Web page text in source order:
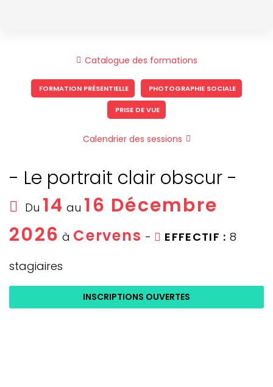
Catalogue des formations
FORMATION PRÉSENTIELLE PHOTOGRAPHIE SOCIALE
PRISE DE VUE
Calendrier des sessions
- Le portrait clair obscur -
Du 14 au 16 Décembre
2026 à Cervens - EFFECTIF : 8
stagiaires
INSCRIPTIONS OUVERTES